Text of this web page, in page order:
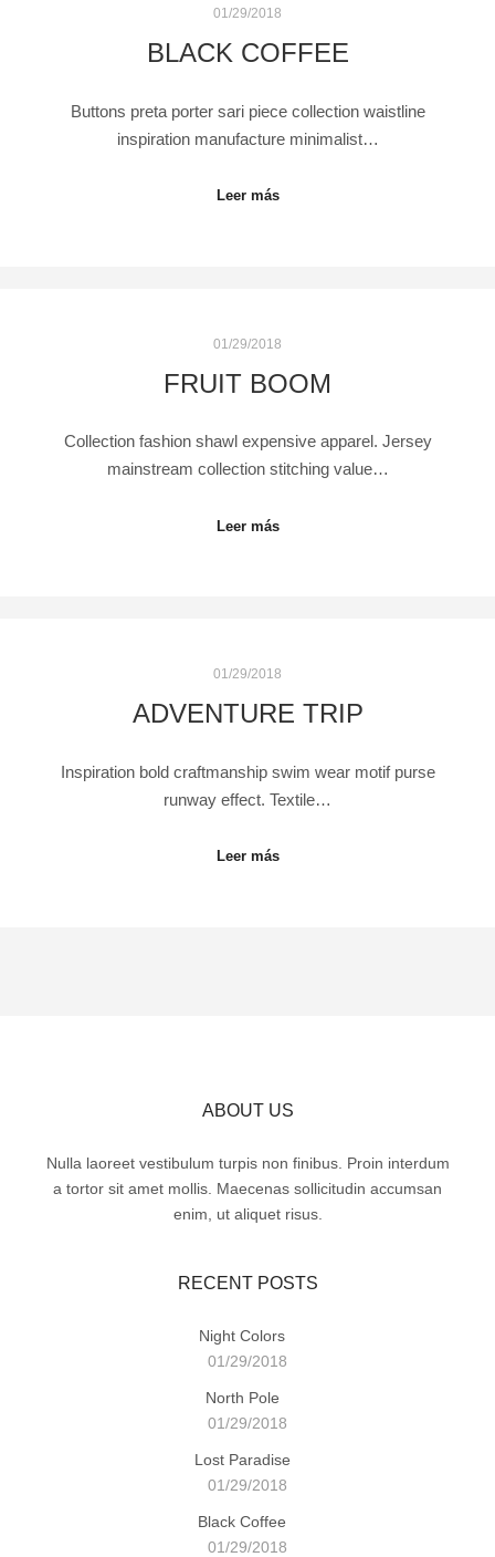
01/29/2018
BLACK COFFEE
Buttons preta porter sari piece collection waistline
inspiration manufacture minimalist…
Leer más
01/29/2018
FRUIT BOOM
Collection fashion shawl expensive apparel. Jersey
mainstream collection stitching value…
Leer más
01/29/2018
ADVENTURE TRIP
Inspiration bold craftmanship swim wear motif purse
runway effect. Textile…
Leer más
ABOUT US
Nulla laoreet vestibulum turpis non finibus. Proin interdum
a tortor sit amet mollis. Maecenas sollicitudin accumsan
enim, ut aliquet risus.
RECENT POSTS
Night Colors
01/29/2018
North Pole
01/29/2018
Lost Paradise
01/29/2018
Black Coffee
01/29/2018